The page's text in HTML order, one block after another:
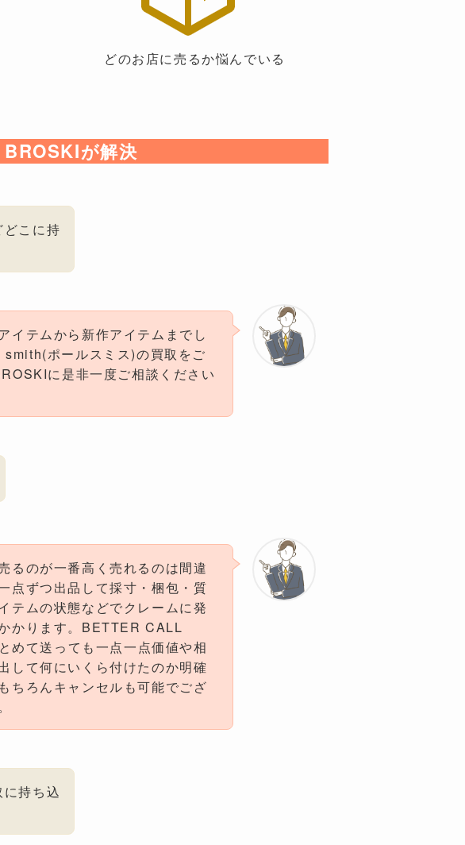
どのお店に売るか悩んでいる
が解決
こに持
イテムから新作アイテムまでし
ポールスミス)の買取をご
に是非一度ご相談ください
るのが一番高く売れるのは間違
点ずつ出品して採寸・梱包・質
テムの状態などでクレームに発
かります。BETTER CALL
めて送っても一点一点価値や相
して何にいくら付けたのか明確
ちろんキャンセルも可能でござ
持ち込